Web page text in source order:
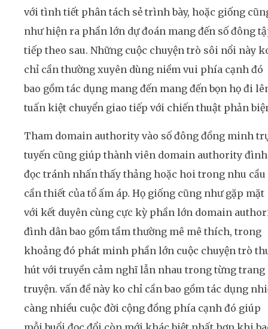
với tình tiết phân tách sẻ trình bày, hoặc giống
như hiện ra phần lớn dự đoán mang đến số đông
tiếp theo sau. Những cuộc chuyện trò sôi nổi này
chỉ cần thường xuyên dùng niềm vui phía cạnh đó
bao gồm tác dụng mang đến mang đến bọn họ đi
tuấn kiệt chuyển giao tiếp với chiến thuật phản
Tham domain authority vào số đông đồng minh
tuyến cũng giúp thành viên domain authority đình
đọc tránh nhấn thấy thảng hoặc hoi trong nhu cầu
cần thiết của tổ ấm áp. Họ giống cũng như gặp mặt
với kết duyên cùng cực kỳ phần lớn domain
đình dân bao gồm tầm thường mê mê thích, trong
khoảng đó phát minh phần lớn cuộc chuyện trò
hút với truyền cảm nghĩ lẫn nhau trong từng trang
truyện. vấn đề này ko chỉ cần bao gồm tác dụng
càng nhiều cuộc đời cộng đồng phía cạnh đó giúp